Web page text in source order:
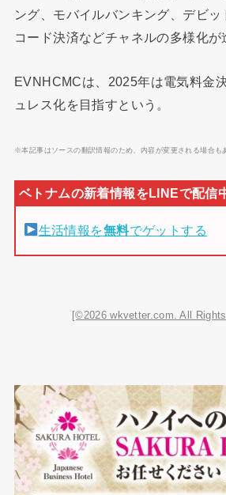
ング、モバイルバンキング、デビ
コード決済などチャネルの多様化が
EVNHCMCは、2025年は電気料金
ュレス化を目指すという。
※本記事はソースの翻訳情報のため、内容が変更される場合も
生活情報を無料でゲットする
[©2026 wkvetter.com. All